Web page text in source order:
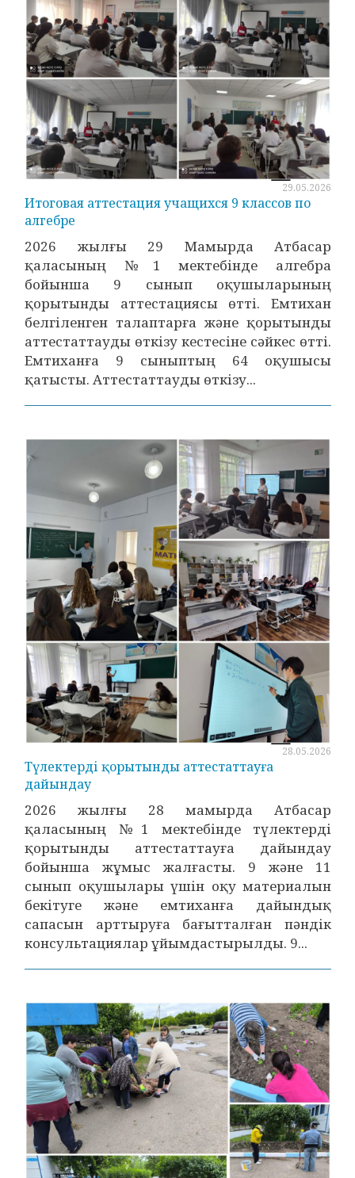
29.05.2026
Итоговая аттестация учащихся 9 классов по
алгебре
2026 жылғы 29 Мамырда Атбасар
қаласының №1 мектебінде алгебра
бойынша 9 сынып оқушыларының
қорытынды аттестациясы өтті. Емтихан
белгіленген талаптарға және қорытынды
аттестаттауды өткізу кестесіне сәйкес өтті.
Емтиханға 9 сыныптың 64 оқушысы
қатысты. Аттестаттауды өткізу...
28.05.2026
Түлектерді қорытынды аттестаттауға
дайындау
2026 жылғы 28 мамырда Атбасар
қаласының №1 мектебінде түлектерді
қорытынды аттестаттауға дайындау
бойынша жұмыс жалғасты. 9 және 11
сынып оқушылары үшін оқу материалын
бекітуге және емтиханға дайындық
сапасын арттыруға бағытталған пәндік
консультациялар ұйымдастырылды. 9...